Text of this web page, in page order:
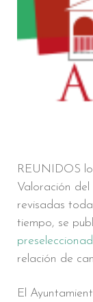
REUNIDOS
Valoración
revisadas
tiempo, se
relación de
El